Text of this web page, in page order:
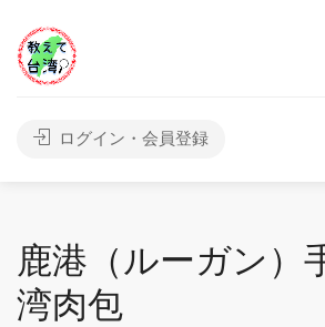
ログイン・会員登録
鹿港（ルーガン）
湾肉包